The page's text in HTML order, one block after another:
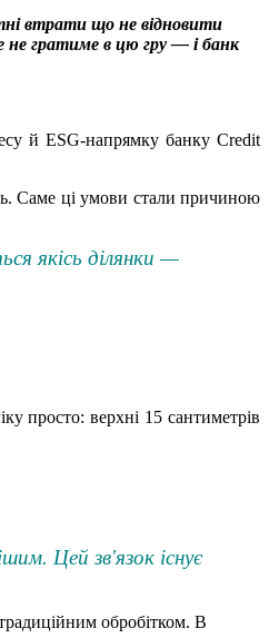
втрати що не відновити
не гратиме в цю гру — і банк
й ESG-напрямку банку Credit
Саме ці умови стали причиною
якісь ділянки —
просто: верхні 15 сантиметрів
Цей зв'язок існує
обробітком. В